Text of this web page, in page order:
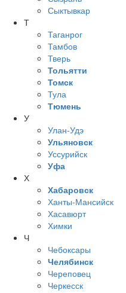
Сыктывкар
Т
Таганрог
Тамбов
Тверь
Тольятти
Томск
Тула
Тюмень
У
Улан-Удэ
Ульяновск
Уссурийск
Уфа
Х
Хабаровск
Ханты-Мансийск
Хасавюрт
Химки
Ч
Чебоксары
Челябинск
Череповец
Черкесск